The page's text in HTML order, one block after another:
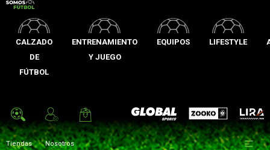
CALZADO
DE
FÚTBOL
ENTRENAMIENTO
Y JUEGO
EQUIPOS LIFESTYLE
Global Sports Zooko Lira
Tiendas Nosotros 